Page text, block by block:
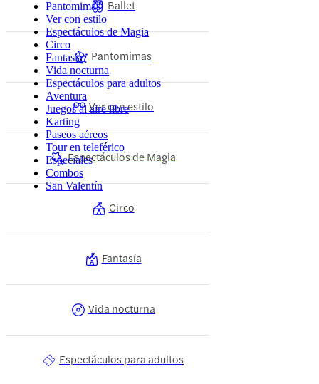
Pantomimas
Ver con estilo
Espectáculos de Magia
Circo
Fantasía
Vida nocturna
Espectáculos para adultos
Aventura
Juegos al aire libre
Karting
Paseos aéreos
Tour en teleférico
Especiales
Combos
San Valentín
Ballet
Pantomimas
Ver con estilo
Espectáculos de Magia
Circo
Fantasía
Vida nocturna
Espectáculos para adultos